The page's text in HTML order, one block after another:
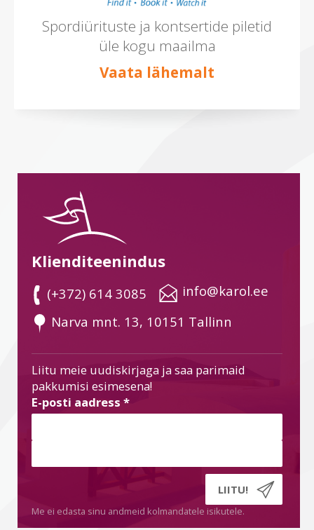
Spordiürituste ja kontsertide piletid
üle kogu maailma
Vaata lähemalt
Klienditeenindus
(+372) 614 3085
info@karol.ee
Narva mnt. 13, 10151 Tallinn
Liitu meie uudiskirjaga ja saa parimaid
pakkumisi esimesena!
E-posti aadress *
Me ei edasta sinu andmeid kolmandatele isikutele.